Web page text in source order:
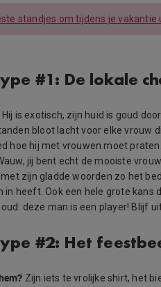
standjes om tijdens je vakantie
#1: De lokale
Hij is exotisch, zijn huid is goud
bloot lacht voor elke vrouw
hoe hij met vrouwen moet praten.
jij bent echt de mooiste vrouw
met zijn gladde woorden zo het
in heeft. Ook een hele grote kans
deze man is een player! Blijf
#2: Het
Zijn iets te vrolijke shirt, het